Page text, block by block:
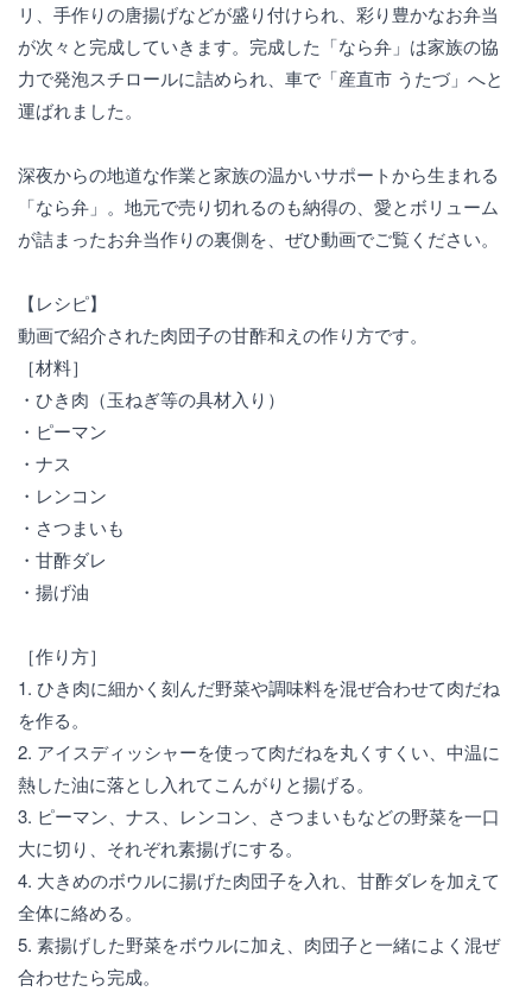
リ、手作りの唐揚げなどが盛り付けられ、彩り豊かなお弁当
が次々と完成していきます。完成した「なら弁」は家族の協
力で発泡スチロールに詰められ、車で「産直市 うたづ」へと
運ばれました。
深夜からの地道な作業と家族の温かいサポートから生まれる
「なら弁」。地元で売り切れるのも納得の、愛とボリューム
が詰まったお弁当作りの裏側を、ぜひ動画でご覧ください。
【レシピ】
動画で紹介された肉団子の甘酢和えの作り方です。
［材料］
・ひき肉（玉ねぎ等の具材入り）
・ピーマン
・ナス
・レンコン
・さつまいも
・甘酢ダレ
・揚げ油
［作り方］
1. ひき肉に細かく刻んだ野菜や調味料を混ぜ合わせて肉だね
を作る。
2. アイスディッシャーを使って肉だねを丸くすくい、中温に
熱した油に落とし入れてこんがりと揚げる。
3. ピーマン、ナス、レンコン、さつまいもなどの野菜を一口
大に切り、それぞれ素揚げにする。
4. 大きめのボウルに揚げた肉団子を入れ、甘酢ダレを加えて
全体に絡める。
5. 素揚げした野菜をボウルに加え、肉団子と一緒によく混ぜ
合わせたら完成。